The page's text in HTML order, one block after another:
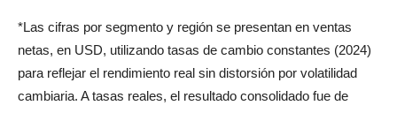
*Las cifras por segmento y región se presentan en ventas
netas, en USD, utilizando tasas de cambio constantes (2024)
para reflejar el rendimiento real sin distorsión por volatilidad
cambiaria. A tasas reales, el resultado consolidado fue de